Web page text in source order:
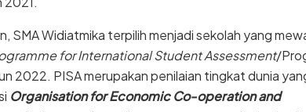
SMA Widiatmika terpilih menjadi sekolah yang
for International Student Assessment/
2022. PISA merupakan penilaian tingkat dunia
Organisation for Economic Co-operation and